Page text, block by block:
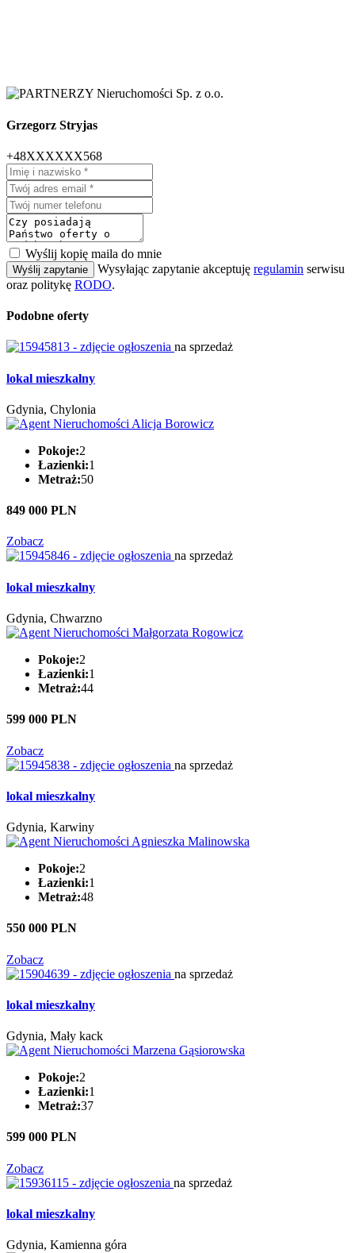
Grzegorz Stryjas
+48XXXXXX568
Wyślij kopię maila do mnie
Wyślij zapytanie Wysyłając zapytanie akceptuję regulamin serwisu
oraz politykę RODO.
Podobne oferty
na sprzedaż
lokal mieszkalny
Gdynia, Chylonia
Pokoje:2
Łazienki:1
Metraż:50
849 000 PLN
Zobacz
na sprzedaż
lokal mieszkalny
Gdynia, Chwarzno
Pokoje:2
Łazienki:1
Metraż:44
599 000 PLN
Zobacz
na sprzedaż
lokal mieszkalny
Gdynia, Karwiny
Pokoje:2
Łazienki:1
Metraż:48
550 000 PLN
Zobacz
na sprzedaż
lokal mieszkalny
Gdynia, Mały kack
Pokoje:2
Łazienki:1
Metraż:37
599 000 PLN
Zobacz
na sprzedaż
lokal mieszkalny
Gdynia, Kamienna góra